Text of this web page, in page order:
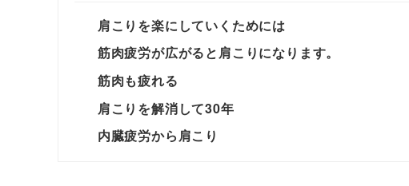
肩こりを楽にしていくためには
筋肉疲労が広がると肩こりになります。
筋肉も疲れる
肩こりを解消して30年
内臓疲労から肩こり